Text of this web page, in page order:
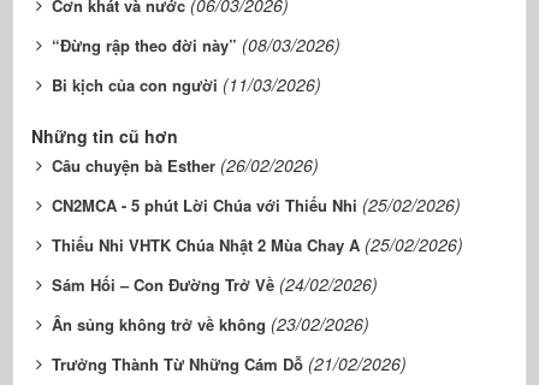
Cơn khát và nước
“Đừng rập theo đời này” (08/03/2026)
Bi kịch của con người (11/03/2026)
Những tin cũ hơn
Câu chuyện bà Esther (26/02/2026)
CN2MCA - 5 phút Lời Chúa với Thiếu Nhi (25/02/2026)
Thiếu Nhi VHTK Chúa Nhật 2 Mùa Chay A (25/02/2026)
Sám Hối – Con Đường Trở Về (24/02/2026)
Ân sủng không trở về không (23/02/2026)
Trưởng Thành Từ Những Cám Dỗ (21/02/2026)